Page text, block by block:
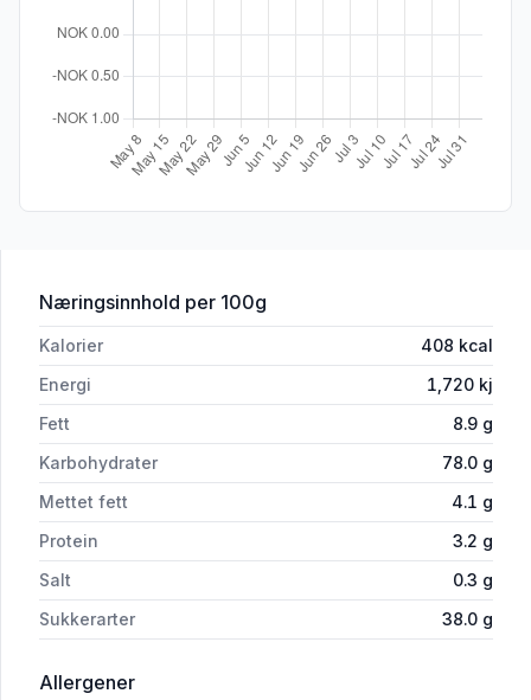
Næringsinnhold for 'Sjokolade Treat Gl.Fri 22g
per 100g
Kalorier 408 kcal
Energi
1,720 kj
Fett
8.9 g
Karbohydrater
78.0 g
Mettet fett
4.1 g
Protein
3.2 g
Salt
0.3 g
Sukkerarter
38.0 g
Allergeneri 'Sjokolade Treat Gl.Fri 22g Semper'